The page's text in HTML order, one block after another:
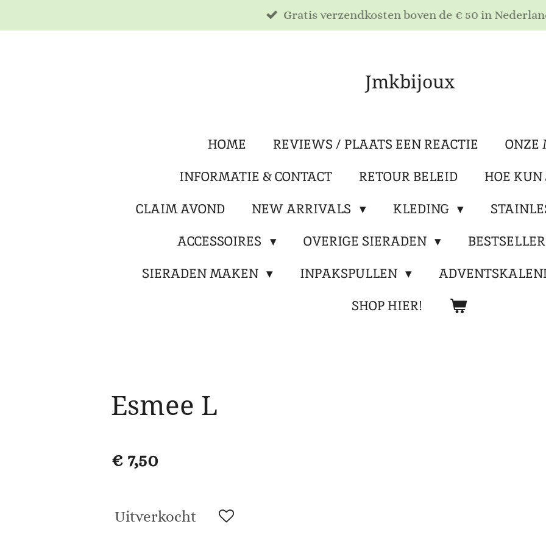
direct
Gratis verzendkosten boven de € 50 in
Jmkbijoux
HOME REVIEWS / PLAATS EEN REACTIE
ONZE
INFORMATIE & CONTACT
RETOUR BELEID
HOE KUN
CLAIM AVOND
NEW ARRIVALS KLEDING
ACCESSOIRES
OVERIGE SIERADEN
SIERADEN MAKEN
INPAKSPULLEN
SHOP HIER!
Esmee L
€ 7,50
Uitverkocht